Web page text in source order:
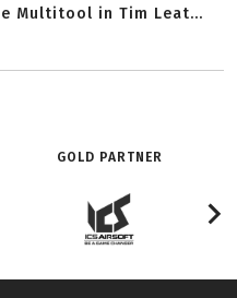
Multitool in Tim Leat...
GOLD PARTNER